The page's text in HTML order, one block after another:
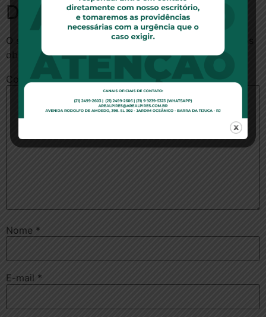
Deixe um comentário
O seu endereço de e-mail não será publicado.
obrigatórios são marcados com*
Comentário
Nome *
E-mail *